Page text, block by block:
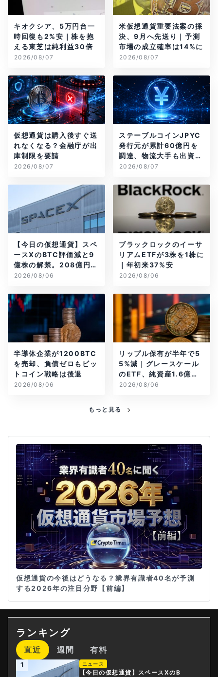
キオクシア、5万円台一
時回復も2%安｜株を抱
える東芝は純利益30倍
2026/08/07
米仮想通貨重要法案の採
決、9月へ先送り｜予測
市場の成立確率は14%に
2026/08/07
仮想通貨は購入後すぐ送
れなくなる？金融庁が出
庫制限を要請
2026/08/07
ステーブルコインJPYC
発行元が累計60億円を
調達、物流大手も出資参
画
2026/08/07
【今日の仮想通貨】スペ
ースXのBTC評価減と9
億株の解禁。208億円相
当のBTCが盗難
2026/08/06
ブラックロックのイーサ
リアムETFが3株を1株に
｜年初来37%安
2026/08/06
半導体企業が1200BTC
を売却、負債ゼロもビッ
トコイン戦略は後退
2026/08/06
リップル保有が半年で5
5%減｜グレースケール
のETF、純資産1.6億ド
ル減
2026/08/06
もっと見る
仮想通貨の今後はどうなる？業界有識者40名が予測
する2026年の注目分野【前編】
ランキング
直近 週間 有料
1 ニュース
【今日の仮想通貨】スペースXのB